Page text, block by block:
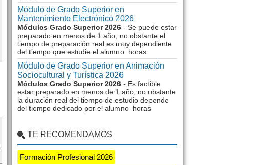
Módulo de Grado Superior en
Mantenimiento Electrónico 2026
Módulos Grado Superior 2026 - Se puede estar
preparado en menos de 1 año, no obstante el
tiempo de preparación real es muy dependiente
del tiempo que estudie el alumno horas
Módulo de Grado Superior en Animación
Sociocultural y Turística 2026
Módulos Grado Superior 2026 - Es factible
estar preparado en menos de 1 año, no obstante
la duración real del tiempo de estudio depende
del tiempo dedicado por el alumno horas
TE RECOMENDAMOS
Formación Profesional 2026